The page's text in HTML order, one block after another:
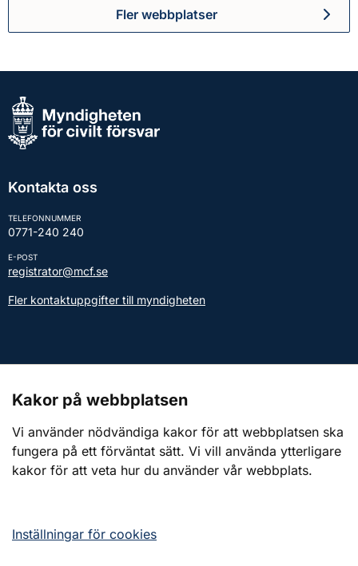
Fler webbplatser
Kontakta oss
TELEFONNUMMER
0771-240 240
E-POST
registrator@mcf.se
Fler kontaktuppgifter till myndigheten
Webbplatsen
Om webbplatsen
Kakor på webbplatsen
Vi använder nödvändiga kakor för att webbplatsen ska
fungera på ett förväntat sätt. Vi vill använda ytterligare
kakor för att veta hur du använder vår webbplats.
Inställningar för cookies